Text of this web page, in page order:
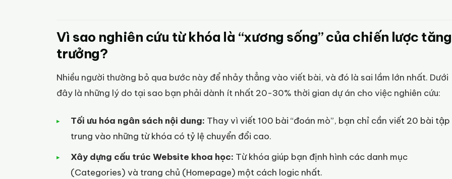
Vì sao nghiên cứu từ khóa là “xương sống” của chiến lược tăng
trưởng?
Nhiều người thường bỏ qua bước này để nhảy thẳng vào viết bài, và đó là sai lầm lớn nhất. Dưới
đây là những lý do tại sao bạn phải dành ít nhất 20-30% thời gian dự án cho việc nghiên cứu:
Tối ưu hóa ngân sách nội dung: Thay vì viết 100 bài “đoán mò”, bạn chỉ cần viết 20 bài tập
trung vào những từ khóa có tỷ lệ chuyển đổi cao.
Xây dựng cấu trúc Website khoa học: Từ khóa giúp bạn định hình các danh mục
(Categories) và trang chủ (Homepage) một cách logic nhất.